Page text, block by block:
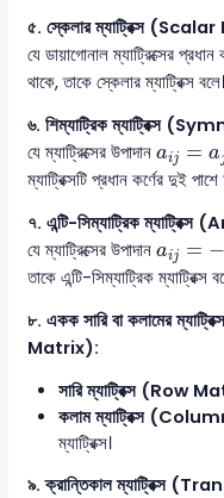
৫. স্কেলার ম্যাট্রিক্স
যে ডায়াগোনাল ম্যাট্রিক্সের
থাকে, তাকে স্কেলার ম্যাট্রিক্স বলে।
৬. শিম্যাট্রিক ম্যাট্রিক্স
যে ম্যাট্রিক্সের উপাদানaij = a
aij =aji
ম্যাট্রিক্সটি প্রধান কর্ণের দুই
৭. এন্টি-সিম্যাট্রিক
যে ম্যাট্রিক্সের উপাদানaij =
aij =− a
তাকে এন্টি-সিম্যাট্রিক ম্যাট্রিক্স
৮. একক সারি বা কলামের
Matrix):
সারি ম্যাট্রিক্স (Row
কলাম ম্যাট্রিক্স
ম্যাট্রিক্স।
৯. ক্রান্তিকাল ম্যাট্রিক্স